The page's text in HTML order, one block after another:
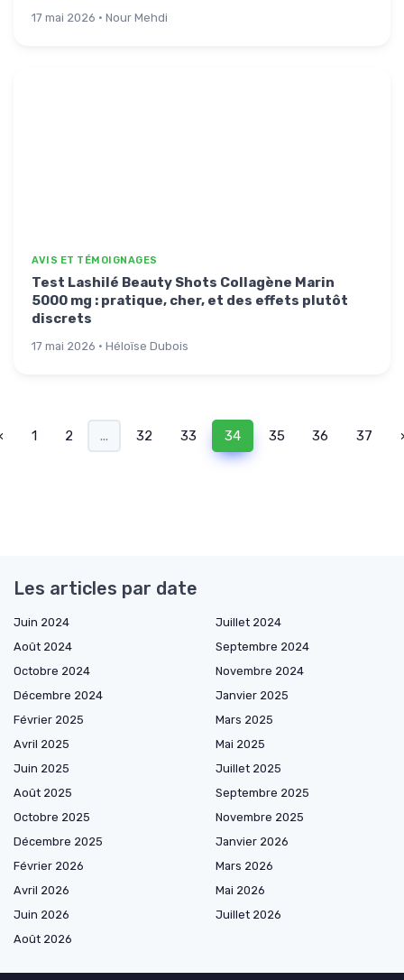
17 mai 2026 · Nour Mehdi
AVIS ET TÉMOIGNAGES
Test Lashilé Beauty Shots Collagène Marin
5000 mg : pratique, cher, et des effets plutôt
discrets
17 mai 2026 · Héloïse Dubois
‹ 1 2 ... 32 33 34 35 36 37 ›
Les articles par date
Juin 2024
Juillet 2024
Août 2024
Septembre 2024
Octobre 2024
Novembre 2024
Décembre 2024
Janvier 2025
Février 2025
Mars 2025
Avril 2025
Mai 2025
Juin 2025
Juillet 2025
Août 2025
Septembre 2025
Octobre 2025
Novembre 2025
Décembre 2025
Janvier 2026
Février 2026
Mars 2026
Avril 2026
Mai 2026
Juin 2026
Juillet 2026
Août 2026